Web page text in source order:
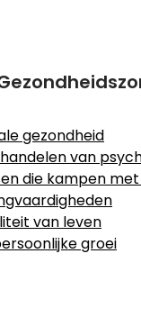
gezondheid
van
die kampen
van leven
groei